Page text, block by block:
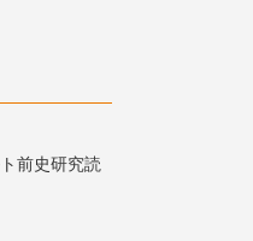
前史研究読